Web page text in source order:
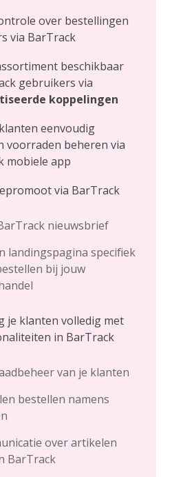
over bestellingen
via BarTrack
beschikbaar
gebruikers via
koppelingen
eenvoudig
voorraden beheren via
mobiele app
via BarTrack
nieuwsbrief
landingspagina specifiek
bij jouw
je klanten volledig met
in BarTrack
van je klanten
bestellen namens
over artikelen
BarTrack